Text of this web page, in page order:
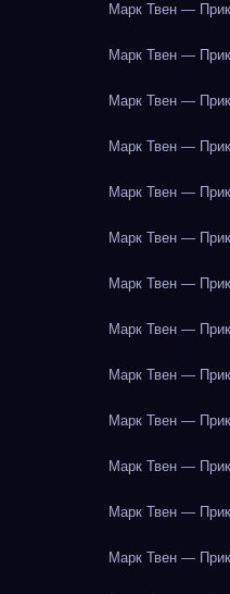
Марк Твен —
Марк Твен —
Марк Твен —
Марк Твен —
Марк Твен —
Марк Твен —
Марк Твен —
Марк Твен —
Марк Твен —
Марк Твен —
Марк Твен —
Марк Твен —
Марк Твен —